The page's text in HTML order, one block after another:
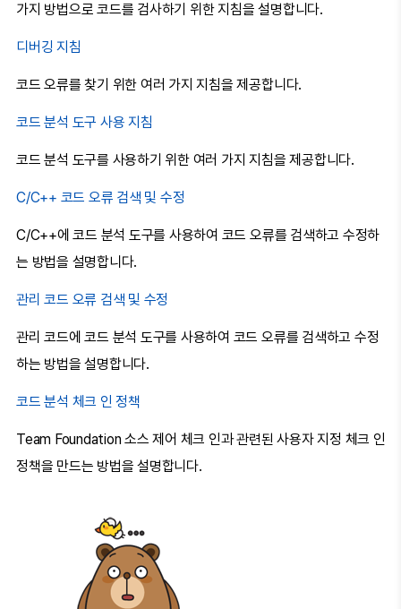
가지 방법으로 코드를 검사하기 위한 지침을 설명합니다.
디버깅 지침
코드 오류를 찾기 위한 여러 가지 지침을 제공합니다.
코드 분석 도구 사용 지침
코드 분석 도구를 사용하기 위한 여러 가지 지침을 제공합니다.
C/C++ 코드 오류 검색 및 수정
C/C++에 코드 분석 도구를 사용하여 코드 오류를 검색하고 수정하
는 방법을 설명합니다.
관리 코드 오류 검색 및 수정
관리 코드에 코드 분석 도구를 사용하여 코드 오류를 검색하고 수정
하는 방법을 설명합니다.
코드 분석 체크 인 정책
Team Foundation 소스 제어 체크 인과 관련된 사용자 지정 체크 인
정책을 만드는 방법을 설명합니다.